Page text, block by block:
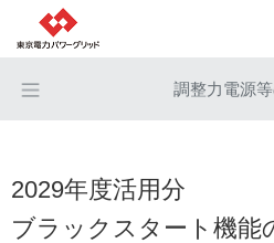
調整力電源
2029年度活用分
ブラックスタート機能